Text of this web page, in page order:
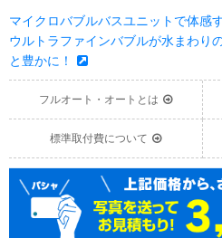
マイクロバブルバスユニットで体感
ウルトラファインバブルが水まわり
と豊かに！
フルオート・オートとは
標準取付費について